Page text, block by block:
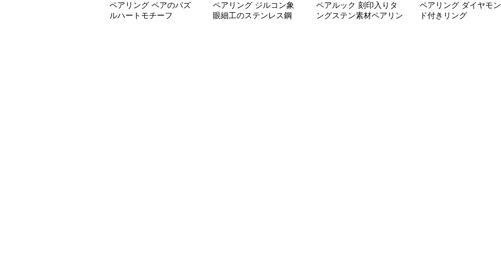
ペアリング ペアのパズ
ルハートモチーフ
ペアリング ジルコン象
眼細工のステンレス鋼
ペアルック 刻印入りタ
ングステン素材ペアリン
ペアリング ダイヤモン
ド付きリング